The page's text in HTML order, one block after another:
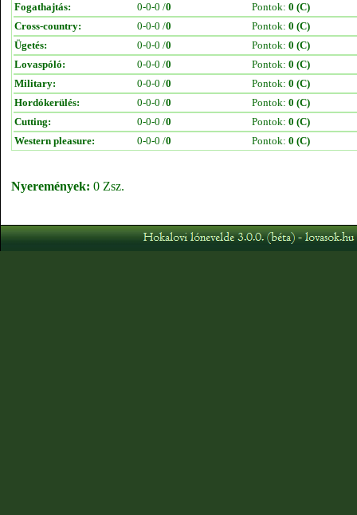
Fogathajtás:
0-0-0 /0 Pontok: 0 (C)
Cross-country:
0-0-0 /0 Pontok: 0 (C)
Ügetés:
0-0-0 /0 Pontok: 0 (C)
Lovaspóló:
0-0-0 /0 Pontok: 0 (C)
Military:
0-0-0 /0 Pontok: 0 (C)
Hordókerülés:
0-0-0 /0 Pontok: 0 (C)
Cutting:
0-0-0 /0 Pontok: 0 (C)
Western pleasure:
0-0-0 /0 Pontok: 0 (C)
Nyeremények: 0 Zsz.